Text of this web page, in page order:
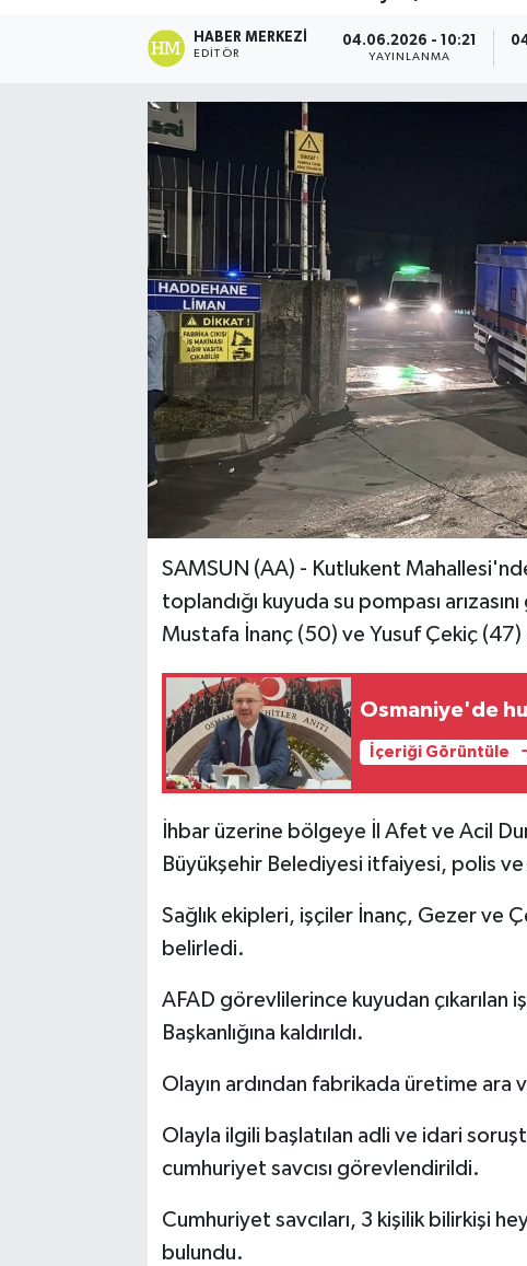
HABER MERKEZI
EDITÖR
04.06.2026 - 10:21
YAYINLANMA
SAMSUN (AA) - Kutlukent
toplandığı kuyuda su pompası
Mustafa İnanç (50) ve Yusuf Çekiç (47)
Osmaniye'de
İçeriği Görüntüle
İhbar üzerine bölgeye İl Afet ve Acil
Büyükşehir Belediyesi itfaiyesi, polis
Sağlık ekipleri, işçiler İnanç, Gezer ve
belirledi.
AFAD görevlilerince kuyudan çıkarılan
Başkanlığına kaldırıldı.
Olayın ardından fabrikada üretime ara
Olayla ilgili başlatılan adli ve idari
cumhuriyet savcısı görevlendirildi.
Cumhuriyet savcıları, 3 kişilik bilirkişi
bulundu.